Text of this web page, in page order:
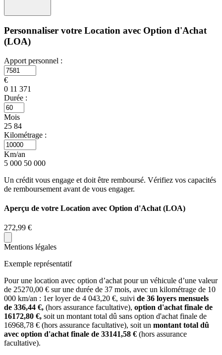
Personnaliser votre Location avec Option d'Achat
(LOA)
Apport personnel :
€
0 11 371
Durée :
Mois
25 84
Kilométrage :
Km/an
5 000 50 000
Un crédit vous engage et doit être remboursé. Vérifiez vos capacités
de remboursement avant de vous engager.
Aperçu de votre Location avec Option d'Achat (LOA)
272,99 €
Mentions légales
Exemple représentatif
Pour une location avec option d’achat pour un véhicule d’une valeur
de 25270,00 € sur une durée de 37 mois, avec un kilométrage de 10
000 km/an : 1er loyer de 4 043,20 €, suivi de 36 loyers mensuels
de 336,44 €, (hors assurance facultative), option d'achat finale de
16172,80 €, soit un montant total dû sans option d'achat finale de
16968,78 € (hors assurance facultative), soit un montant total dû
avec option d'achat finale de 33141,58 € (hors assurance
facultative).